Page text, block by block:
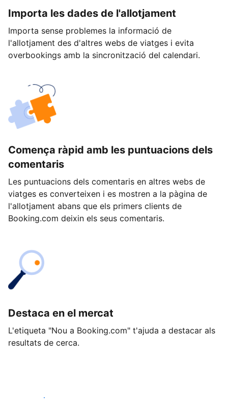
Importa les dades de l'allotjament
Importa sense problemes la informació de
l'allotjament des d'altres webs de viatges i evita
overbookings amb la sincronització del calendari.
Comença ràpid amb les puntuacions dels
comentaris
Les puntuacions dels comentaris en altres webs de
viatges es converteixen i es mostren a la pàgina de
l'allotjament abans que els primers clients de
Booking.com deixin els seus comentaris.
Destaca en el mercat
L'etiqueta "Nou a Booking.com" t'ajuda a destacar als
resultats de cerca.
Comença avui